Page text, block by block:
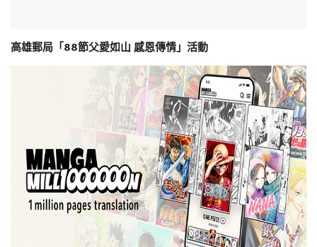
高雄郵局「88節父愛如山 感恩傳情」活動